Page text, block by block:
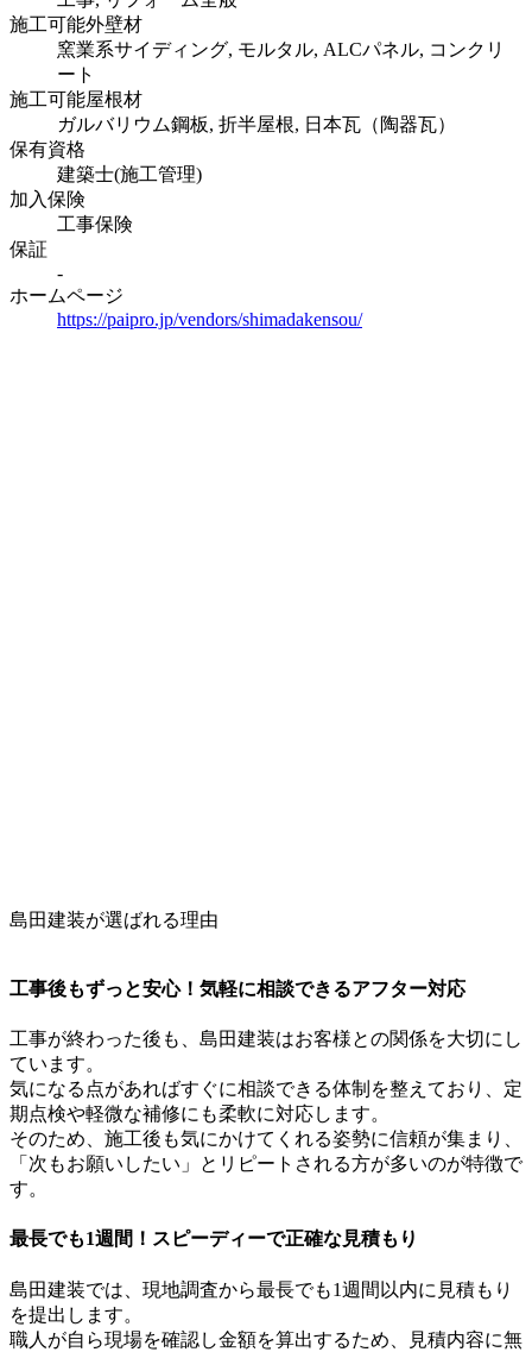
施工可能外壁材
窯業系サイディング, モルタル, ALCパネル, コンクリ
ート
施工可能屋根材
ガルバリウム鋼板, 折半屋根, 日本瓦（陶器瓦）
保有資格
建築士(施工管理)
加入保険
工事保険
保証
-
ホームページ
https://paipro.jp/vendors/shimadakensou/
島田建装が選ばれる理由
工事後もずっと安心！気軽に相談できるアフター対応
工事が終わった後も、島田建装はお客様との関係を大切にし
ています。
気になる点があればすぐに相談できる体制を整えており、定
期点検や軽微な補修にも柔軟に対応します。
そのため、施工後も気にかけてくれる姿勢に信頼が集まり、
「次もお願いしたい」とリピートされる方が多いのが特徴で
す。
最長でも1週間！スピーディーで正確な見積もり
島田建装では、現地調査から最長でも1週間以内に見積もり
を提出します。
職人が自ら現場を確認し金額を算出するため、見積内容に無